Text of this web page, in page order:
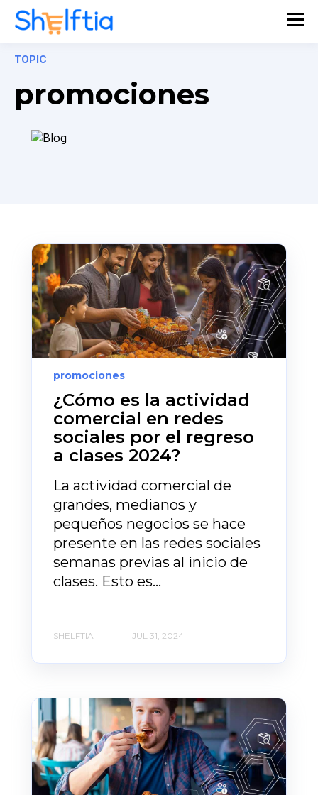
TOPIC
promociones
promociones
¿Cómo es la actividad
comercial en redes
sociales por el regreso
a clases 2024?
La actividad comercial de
grandes, medianos y
pequeños negocios se hace
presente en las redes sociales
semanas previas al inicio de
clases. Esto es...
SHELFTIA JUL 31, 2024